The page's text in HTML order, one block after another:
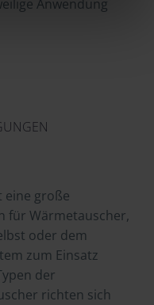
Anwendung
große
für Wärmetauscher,
oder dem
zum Einsatz
der
richten sich